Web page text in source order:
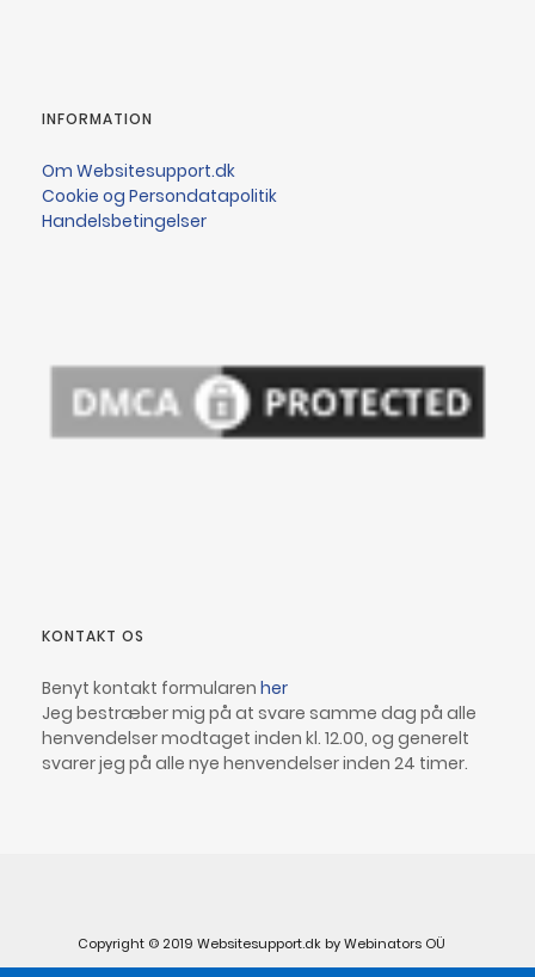
INFORMATION
Om Websitesupport.dk
Cookie og Persondatapolitik
Handelsbetingelser
KONTAKT OS
Benyt kontakt formularen her
Jeg bestræber mig på at svare samme dag på alle
henvendelser modtaget inden kl. 12.00, og generelt
svarer jeg på alle nye henvendelser inden 24 timer.
Copyright © 2019 Websitesupport.dk by Webinators OÜ